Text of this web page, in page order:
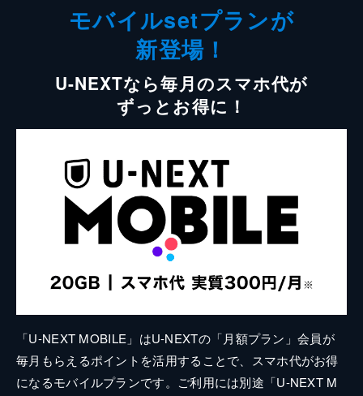
モバイルsetプランが
新登場！
U-NEXTなら毎月のスマホ代が
ずっとお得に！
「U-NEXT MOBILE」はU-NEXTの「月額プラン」会員が
毎月もらえるポイントを活用することで、スマホ代がお得
になるモバイルプランです。ご利用には別途「U-NEXT M